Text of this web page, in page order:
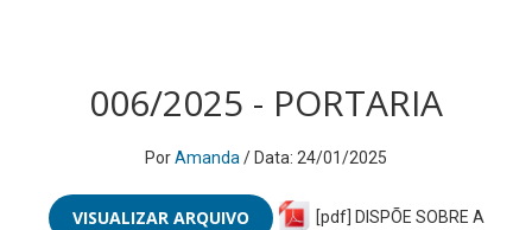
006/2025 - PORTARIA
PorAmanda / Data: 24/01/2025
VISUALIZAR ARQUIVO
[pdf] DISPÕE SOBRE A